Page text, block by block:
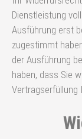
Dienstleistung
Ausführung erst
zugestimmt
der Ausführung
haben, dass Sie
Vertragserfüllung